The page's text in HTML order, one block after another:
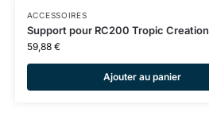
ACCESSOIRES
Support pour RC200 Tropic Creation
59,88 €
Ajouter au panier